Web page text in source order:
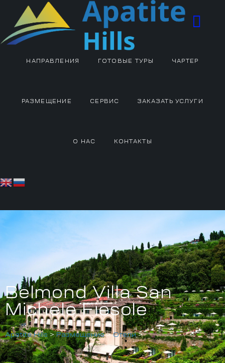
НАПРАВЛЕНИЯ ГОТОВЫЕ ТУРЫ ЧАРТЕР
РАЗМЕЩЕНИЕ СЕРВИС ЗАКАЗАТЬ УСЛУГИ
О НАС КОНТАКТЫ
Belmond Villa San
Michele Fiesole
Apatite Hills>Размещение>Отели>